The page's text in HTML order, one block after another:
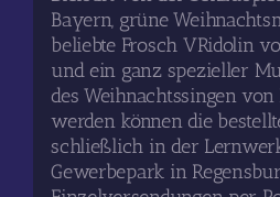
Bayern, grüne
beliebte Frosch VRidolin
und ein ganz spezieller
des Weihnachtssingen von
werden können die
schließlich in der
Gewerbepark in